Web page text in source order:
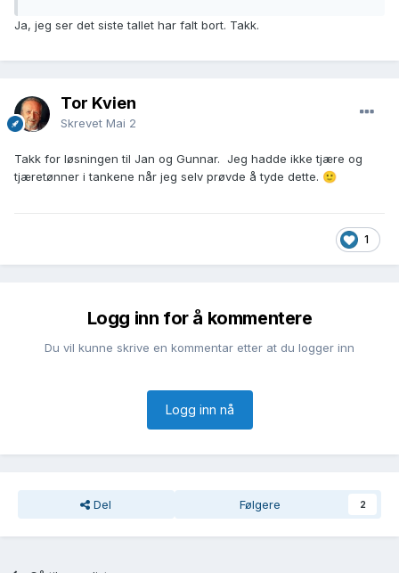
Ja, jeg ser det siste tallet har falt bort. Takk.
Tor Kvien
Skrevet Mai 2
Takk for løsningen til Jan og Gunnar. Jeg hadde ikke tjære og
tjæretønner i tankene når jeg selv prøvde å tyde dette. 🙂
1
Logg inn for å kommentere
Du vil kunne skrive en kommentar etter at du logger inn
Logg inn nå
Del Følgere 2